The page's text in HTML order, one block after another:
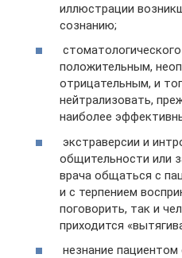
иллюстрации
сознанию;
положительным,
отрицательным, и
нейтрализовать,
наиболее
экстраверсии и
общительности или
врача общаться с
и с терпением
поговорить, так и
приходится
незнание